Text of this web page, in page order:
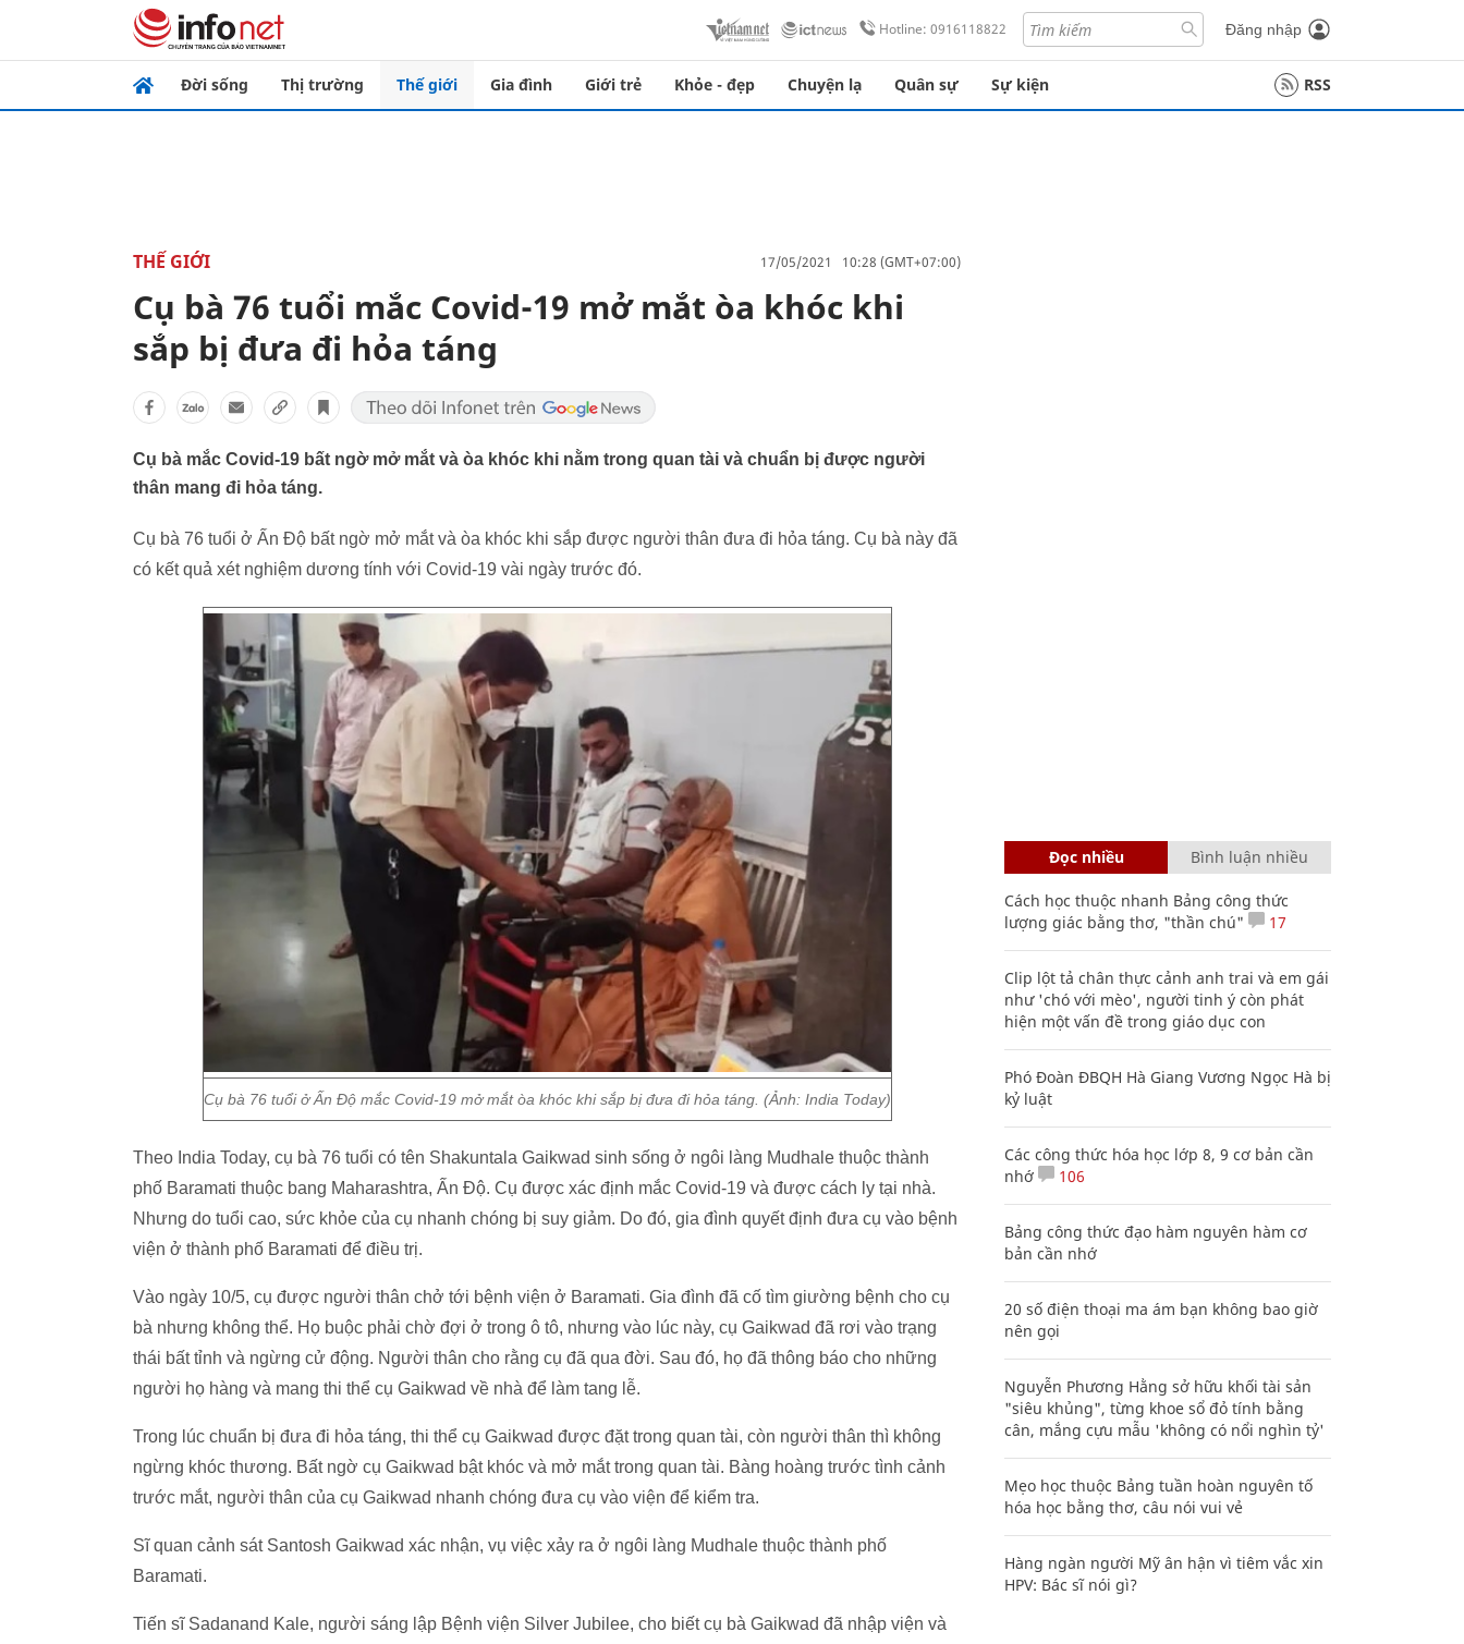
Hotline: 0916118822 Đăng nhập
Đời sống Thị trường Thế giới Gia đình Giới trẻ Khỏe - đẹp Chuyện lạ Quân sự Sự kiện RSS
THẾ GIỚI 17/05/2021 10:28 (GMT+07:00)
Cụ bà 76 tuổi mắc Covid-19 mở mắt òa khóc khi
sắp bị đưa đi hỏa táng
Cụ bà mắc Covid-19 bất ngờ mở mắt và òa khóc khi nằm trong quan tài và chuẩn bị được người
thân mang đi hỏa táng.
Cụ bà 76 tuổi ở Ấn Độ bất ngờ mở mắt và òa khóc khi sắp được người thân đưa đi hỏa táng. Cụ bà này đã
có kết quả xét nghiệm dương tính với Covid-19 vài ngày trước đó.
Cụ bà 76 tuổi ở Ấn Độ mắc Covid-19 mở mắt òa khóc khi sắp bị đưa đi hỏa táng. (Ảnh: India Today)
Theo India Today, cụ bà 76 tuổi có tên Shakuntala Gaikwad sinh sống ở ngôi làng Mudhale thuộc thành
phố Baramati thuộc bang Maharashtra, Ấn Độ. Cụ được xác định mắc Covid-19 và được cách ly tại nhà.
Nhưng do tuổi cao, sức khỏe của cụ nhanh chóng bị suy giảm. Do đó, gia đình quyết định đưa cụ vào bệnh
viện ở thành phố Baramati để điều trị.
Vào ngày 10/5, cụ được người thân chở tới bệnh viện ở Baramati. Gia đình đã cố tìm giường bệnh cho cụ
bà nhưng không thể. Họ buộc phải chờ đợi ở trong ô tô, nhưng vào lúc này, cụ Gaikwad đã rơi vào trạng
thái bất tỉnh và ngừng cử động. Người thân cho rằng cụ đã qua đời. Sau đó, họ đã thông báo cho những
người họ hàng và mang thi thể cụ Gaikwad về nhà để làm tang lễ.
Trong lúc chuẩn bị đưa đi hỏa táng, thi thể cụ Gaikwad được đặt trong quan tài, còn người thân thì không
ngừng khóc thương. Bất ngờ cụ Gaikwad bật khóc và mở mắt trong quan tài. Bàng hoàng trước tình cảnh
trước mắt, người thân của cụ Gaikwad nhanh chóng đưa cụ vào viện để kiểm tra.
Sĩ quan cảnh sát Santosh Gaikwad xác nhận, vụ việc xảy ra ở ngôi làng Mudhale thuộc thành phố
Baramati.
Tiến sĩ Sadanand Kale, người sáng lập Bệnh viện Silver Jubilee, cho biết cụ bà Gaikwad đã nhập viện và
Đọc nhiều Bình luận nhiều
Cách học thuộc nhanh Bảng công thức
lượng giác bằng thơ, "thần chú"
17
Clip lột tả chân thực cảnh anh trai và em gái
như 'chó với mèo', người tinh ý còn phát
hiện một vấn đề trong giáo dục con
Phó Đoàn ĐBQH Hà Giang Vương Ngọc Hà bị
kỷ luật
Các công thức hóa học lớp 8, 9 cơ bản cần
nhớ
106
Bảng công thức đạo hàm nguyên hàm cơ
bản cần nhớ
20 số điện thoại ma ám bạn không bao giờ
nên gọi
Nguyễn Phương Hằng sở hữu khối tài sản
"siêu khủng", từng khoe sổ đỏ tính bằng
cân, mắng cựu mẫu 'không có nổi nghìn tỷ'
Mẹo học thuộc Bảng tuần hoàn nguyên tố
hóa học bằng thơ, câu nói vui vẻ
Hàng ngàn người Mỹ ân hận vì tiêm vắc xin
HPV: Bác sĩ nói gì?